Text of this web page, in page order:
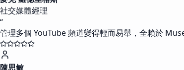
社交媒體經理
“
管理多個 YouTube 頻道變得輕而易舉，全賴於
陳思敏